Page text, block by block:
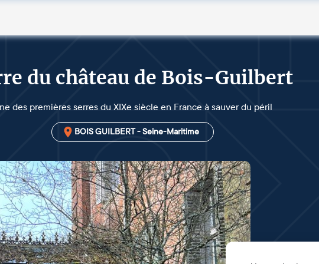
du château de Bois-Guilbert
des premières serres du XIXe siècle en France à sauver du péril
BOIS GUILBERT - Seine-Maritime